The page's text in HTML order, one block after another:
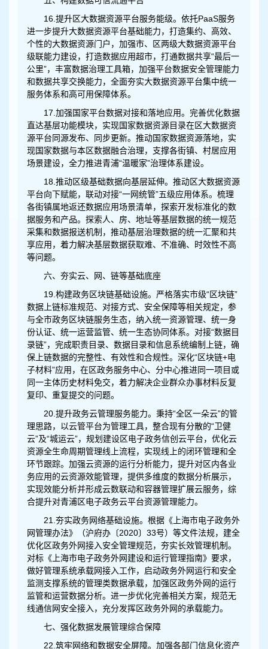
16.提升区大数据资源平台服务能级。依托PaaS服务
进一步提升大数据资源平台基础能力，打造集约、高效、
个性的大数据资源门户，加强市、区两级大数据资源平台
级联能力建设，打造数据应用超市，打通数据共享“最后一
公里”，丰富数据治理工具箱，加强平台数据安全管理能力
和数据共享交换能力，全面夯实大数据资源平台集中统一
服务体系和高可用保障体系。
17.加强国家平台数据对接和落地应用。完善优化数据
直达基层功能模块，实现国家数据资源目录在区大数据资
源平台同源发布、同步更新。推动国家数据资源落地，实
现国家数据与本区数据融合治理，支撑各街镇、村居应用
场景建设，全力推进青浦“温暖家”治理体系建设。
18.推动区级基础数据向基层延伸。推动区大数据资源
平台向下赋能，联动对接“一网统管”五级应用体系。梳理
各街镇属地返还数据应用场景清单，探索开发标准化的数
据服务和产品。探索人、房、地址等基层数据的统一规范
采集和数据报送机制，推动基层治理数据的统一汇聚和共
享应用，着力解决基层数据获取难、不准确、时效性不高
等问题。
六、夯实云、网、链等基础底座
19.构建政务区块链基础设施。严格落实市级“区块链”
数据上链标准规范、对接方式、安全保障等相关规定，参
与全市政务区块链服务生态，纳入统一资源管理、统一身
份认证、统一运营监管、统一生态协同体系。对接“数据目
录链”，完成职责目录、数据目录和信息系统编制上链，确
保上链数据的完整性、有效性和合规性。深化“区块链+电
子材料”应用，在区政务服务中心、分中心推进同一项目或
同一主体历史材料免交，着力解决企业群众办事材料反复
复印、重复提交的问题。
20.提升政务云管理服务能力。秉持“全区一朵云”的管
理思路，以云管平台为管理工具，整合现有分散的“卫健
云”及“城运云”，规划建设区电子政务信创云平台，优化云
资源全生命周期管理线上流程，实现线上的闭环管理和全
环节跟踪。加强云资源的运行分析能力，提升对区内各业
务应用的云资源效能管理，提供多维度的数据分析展示，
实现效能分析并形成云数联动和容器管理扩展云服务，综
合提升对青浦区电子政务云平台资源管理能力。
21.夯实政务网络基础设施。根据《上海市电子政务外
网管理办法》（沪府办〔2020〕33号）等文件法规，建全
优化区政务外网接入安全管理规范，夯实长效管理机制。
对标《上海市电子政务外网建设和运行管理指南》要求，
做好管理系统承载网接入工作，启动政务外网运行和安全
监测支撑系统的管理类数据承载，加强区政务外网的运行
监管和运营数据分析。进一步优化完善相关方案，规范无
线通信网安全接入，充分发挥区政务外网的承载能力。
七、强化数据发展管理综合保障
22.筑牢网络和数据安全屏障。加强各部门信息化资产